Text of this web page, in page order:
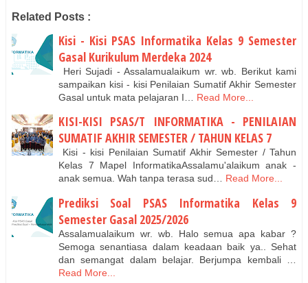
Related Posts :
Kisi - Kisi PSAS Informatika Kelas 9 Semester
Gasal Kurikulum Merdeka 2024
Heri Sujadi - Assalamualaikum wr. wb. Berikut kami
sampaikan kisi - kisi Penilaian Sumatif Akhir Semester
Gasal untuk mata pelajaran I…
Read More...
KISI-KISI PSAS/T INFORMATIKA - PENILAIAN
SUMATIF AKHIR SEMESTER / TAHUN KELAS 7
Kisi - kisi Penilaian Sumatif Akhir Semester / Tahun
Kelas 7 Mapel InformatikaAssalamu'alaikum anak -
anak semua. Wah tanpa terasa sud… Read More...
Prediksi Soal PSAS Informatika Kelas 9
Semester Gasal 2025/2026
Assalamualaikum wr. wb. Halo semua apa kabar ?
Semoga senantiasa dalam keadaan baik ya.. Sehat
dan semangat dalam belajar. Berjumpa kembali …
Read More...